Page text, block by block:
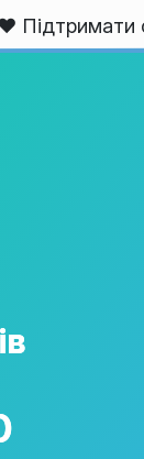
Підтримати